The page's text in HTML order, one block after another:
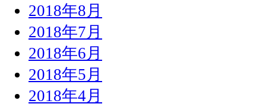
2018年8月
2018年7月
2018年6月
2018年5月
2018年4月